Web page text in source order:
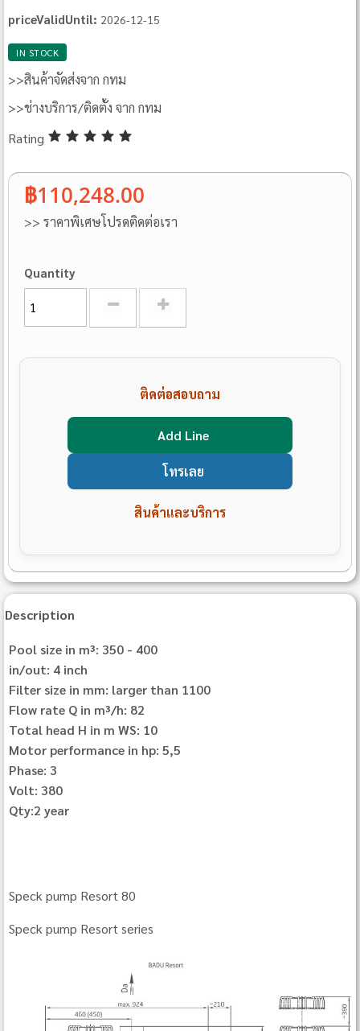
priceValidUntil: 2026-12-15
IN STOCK
>>สินค้าจัดส่งจาก กทม
>>ช่างบริการ/ติดตั้ง จาก กทม
Rating
฿110,248.00
>> ราคาพิเศษโปรดติดต่อเรา
Quantity
ติดต่อสอบถาม
Add Line
โทรเลย
สินค้าและบริการ
Description
Pool size in m³: 350 - 400
in/out: 4 inch
Filter size in mm: larger than 1100
Flow rate Q in m³/h: 82
Total head H in m WS: 10
Motor performance in hp: 5,5
Phase: 3
Volt: 380
Qty:2 year
Speck pump Resort 80
Speck pump Resort series